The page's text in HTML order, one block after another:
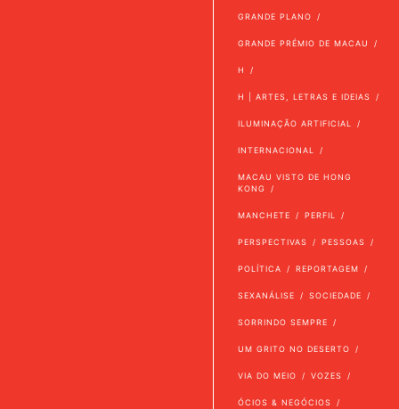
GRANDE PLANO
GRANDE PRÉMIO DE MACAU
H
H | ARTES, LETRAS E IDEIAS
ILUMINAÇÃO ARTIFICIAL
INTERNACIONAL
MACAU VISTO DE HONG
KONG
MANCHETE PERFIL
PERSPECTIVAS PESSOAS
POLÍTICA REPORTAGEM
SEXANÁLISE SOCIEDADE
SORRINDO SEMPRE
UM GRITO NO DESERTO
VIA DO MEIO VOZES
ÓCIOS & NEGÓCIOS